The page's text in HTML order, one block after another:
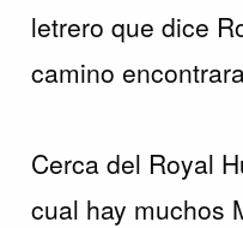
letrero que dice
camino
Cerca del Royal
cual hay muchos